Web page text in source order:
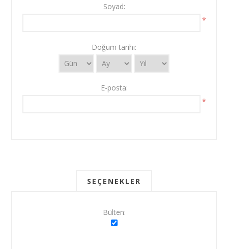
Soyad:
*
Doğum tarihi:
E-posta:
*
SEÇENEKLER
Bülten: